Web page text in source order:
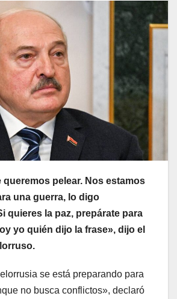
queremos pelear. Nos estamos
una guerra, lo digo
quieres la paz, prepárate para
yo quién dijo la frase», dijo el
se está preparando para
no busca conflictos», declaró